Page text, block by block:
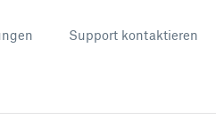
Support kontaktieren